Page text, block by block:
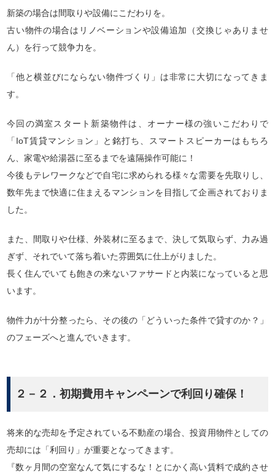
新築の場合は間取りや設備にこだわりを。
古い物件の場合はリノベーションや設備追加（交換じゃありませ
ん）を行って競争力を。
「他と横並びにならない物件づくり」は非常に大切になってきま
す。
今回の満室スタート新築物件は、オーナー様の強いこだわりで
「IoT賃貸マンション」と銘打ち、スマートスピーカーはもちろ
ん、家電や給湯器に至るまでを遠隔操作可能に！
今後もテレワークなどで自宅に求められる様々な需要を先取りし、
数年先まで快適に住まえるマンションを目指して企画されておりま
した。
また、間取りや仕様、外装材に至るまで、決して気取らず、力み過
ぎず、それでいて落ち着いた雰囲気に仕上がりました。
長く住んでいても飽きの来ないファサードと内装になっていると思
います。
物件力が十分整ったら、その後の「どういった条件で貸すのか？」
のフェーズへと進んでいきます。
２－２．初期費用キャンペーンで利回り確保！
将来的な売却を予定されている不動産の場合、投資用物件としての
売却には「利回り」が重要となってきます。
『数ヶ月間の空室なんて気にするな！とにかく高い賃料で成約させ